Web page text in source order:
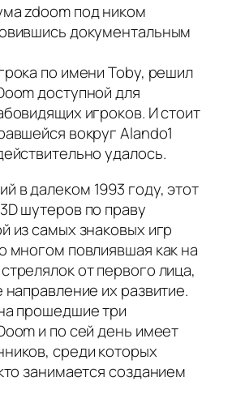
zdoom под ником
документальным
по имени Toby, решил
доступной для
игроков. И стоит
вокруг Alando1
удалось.
в далеком 1993 году, этот
шутеров по праву
из самых знаковых игр
многом повлиявшая как на
от первого лица,
их развитие.
прошедшие три
и по сей день имеет
среди которых
занимается созданием